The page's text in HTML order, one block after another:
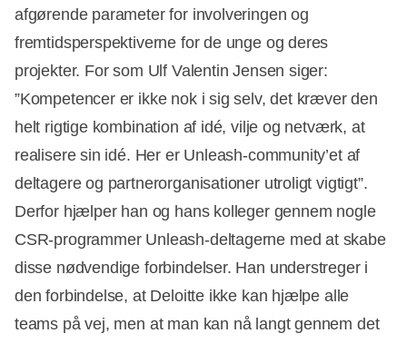
afgørende parameter for involveringen og
fremtidsperspektiverne for de unge og deres
projekter. For som Ulf Valentin Jensen siger:
”Kompetencer er ikke nok i sig selv, det kræver den
helt rigtige kombination af idé, vilje og netværk, at
realisere sin idé. Her er Unleash-community’et af
deltagere og partnerorganisationer utroligt vigtigt”.
Derfor hjælper han og hans kolleger gennem nogle
CSR-programmer Unleash-deltagerne med at skabe
disse nødvendige forbindelser. Han understreger i
den forbindelse, at Deloitte ikke kan hjælpe alle
teams på vej, men at man kan nå langt gennem det